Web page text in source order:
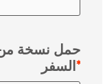
السفر